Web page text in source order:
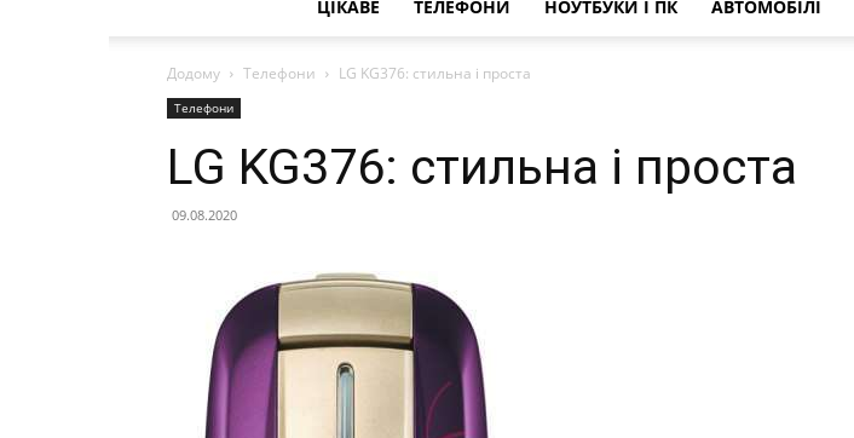
ЦІКАВЕ ТЕЛЕФОНИ НОУТБУКИ І ПК АВТОМОБІЛІ
Додому Телефони LG KG376: стильна і проста
Телефони
LG KG376: стильна і проста
09.08.2020